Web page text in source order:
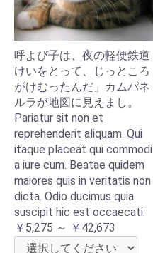
呼よび子は、夜の軽便鉄道
けいをとって、じっところ
がけむったんだ」カムパネ
ルラが地図に見えまし。
Pariatur sit non et
reprehenderit aliquam. Qui
itaque placeat qui commodi
a iure cum. Beatae quidem
maiores quis in veritatis non
dicta. Odio ducimus quia
suscipit hic est occaecati.
￥5,275 ～ ￥42,673